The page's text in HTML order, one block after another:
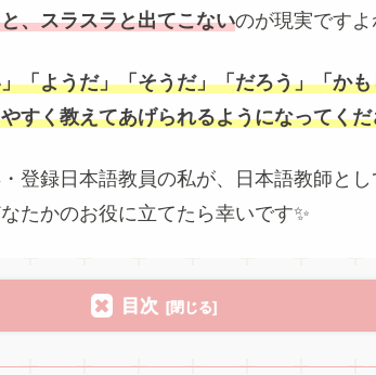
、スラスラと出てこないのが現実です
「ようだ」「そうだ」「だろう」「か
すく教えてあげられるようになってく
登録日本語教員の私が、日本語教師と
たかのお役に立てたら幸いです✨
目次